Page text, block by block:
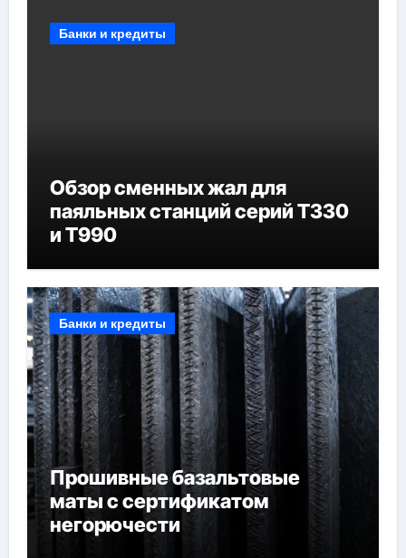
Банки и кредиты
Обзор сменных жал для
паяльных станций серий T330
и T990
Банки и кредиты
Прошивные базальтовые
маты с сертификатом
негорючести